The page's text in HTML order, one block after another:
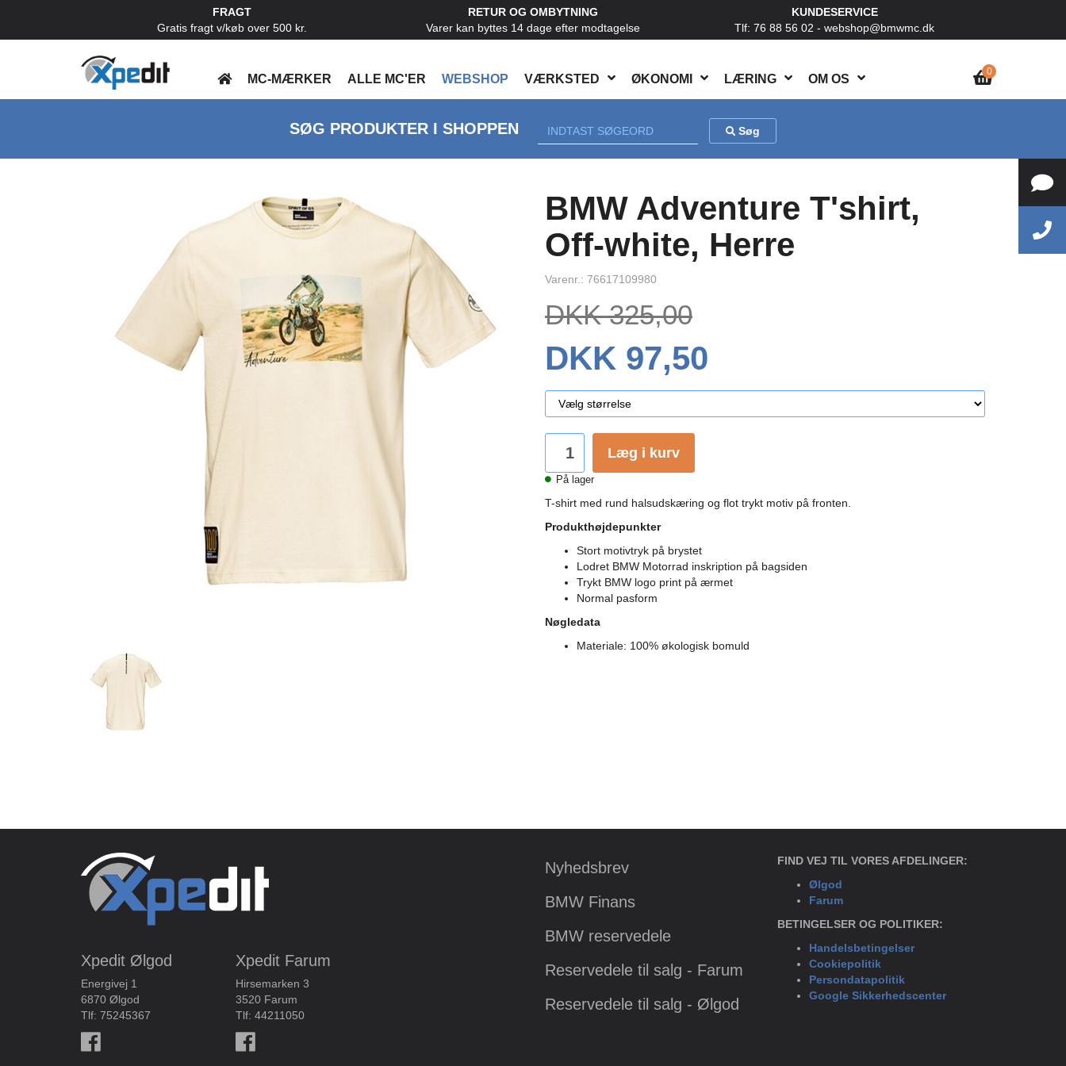
MC-MÆRKER ALLE MC'ER WEBSHOP VÆRKSTED ØKONOMI LÆRING OM OS
0
FRAGT
Gratis fragt v/køb over 500 kr.
RETUR OG OMBYTNING
Varer kan byttes 14 dage efter modtagelse
KUNDESERVICE
Tlf: 76 88 56 02 - webshop@bmwmc.dk
SØG PRODUKTER I SHOPPEN Søg
BMW Adventure T'shirt,
Off-white, Herre
Varenr.: 76617109980
DKK 325,00
DKK 97,50
Læg i kurv
På lager
T-shirt med rund halsudskæring og flot trykt motiv på fronten.
Produkthøjdepunkter
Stort motivtryk på brystet
Lodret BMW Motorrad inskription på bagsiden
Trykt BMW logo print på ærmet
Normal pasform
Nøgledata
Materiale: 100% økologisk bomuld
Xpedit Ølgod
Energivej 1
6870 Ølgod
Tlf: 75245367
Xpedit Farum
Hirsemarken 3
3520 Farum
Tlf: 44211050
Nyhedsbrev
BMW Finans
BMW reservedele
Reservedele til salg - Farum
Reservedele til salg - Ølgod
FIND VEJ TIL VORES AFDELINGER:
Ølgod
Farum
BETINGELSER OG POLITIKER:
Handelsbetingelser
Cookiepolitik
Persondatapolitik
Google Sikkerhedscenter